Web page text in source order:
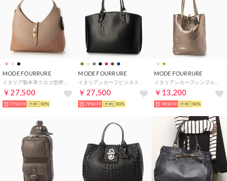
MODE FOURRURE
￥27,500
77%OFF 30%
MODE FOURRURE
￥27,500
79%OFF 30%
MODE FOURRURE
イタリアンカーフシンプルトート（ブロンズゴールド）
￥13,200
78%OFF 30%